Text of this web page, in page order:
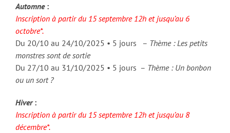
Automne:
Inscription à partir du 15 septembre 12h et jusqu’au 6
octobre*.
Du 20/10 au 24/10/2025 • 5 jours – Thème : Les petits
monstres sont de sortie
Du 27/10 au 31/10/2025 • 5 jours – Thème : Un bonbon
ou un sort ?
Hiver:
Inscription à partir du 15 septembre 12h et jusqu’au 8
décembre*.